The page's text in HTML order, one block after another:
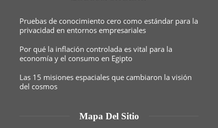
Pruebas de conocimiento cero como estándar para la
privacidad en entornos empresariales
Por qué la inflación controlada es vital para la
economía y el consumo en Egipto
Las 15 misiones espaciales que cambiaron la visión
del cosmos
Mapa Del Sitio